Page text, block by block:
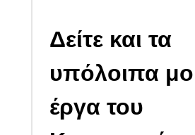
Δείτε και τα
υπόλοιπα
έργα του